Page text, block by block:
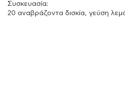
Συσκευασία:
20 αναβράζοντα δισκία, γεύση